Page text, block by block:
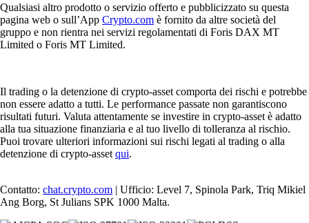
Qualsiasi altro prodotto o servizio offerto e pubblicizzato su questa
pagina web o sull’App Crypto.com è fornito da altre società del
gruppo e non rientra nei servizi regolamentati di Foris DAX MT
Limited o Foris MT Limited.
Il trading o la detenzione di crypto-asset comporta dei rischi e potrebbe
non essere adatto a tutti. Le performance passate non garantiscono
risultati futuri. Valuta attentamente se investire in crypto-asset è adatto
alla tua situazione finanziaria e al tuo livello di tolleranza al rischio.
Puoi trovare ulteriori informazioni sui rischi legati al trading o alla
detenzione di crypto-asset qui.
Contatto: chat.crypto.com | Ufficio: Level 7, Spinola Park, Triq Mikiel
Ang Borg, St Julians SPK 1000 Malta.